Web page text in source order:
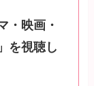
・映画・
を視聴し